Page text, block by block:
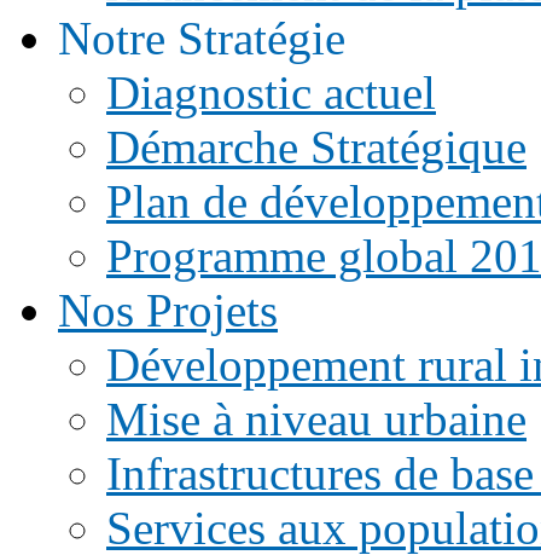
Notre Stratégie
Diagnostic actuel
Démarche Stratégique
Plan de
Programme global
Nos Projets
Développement rural
Mise à niveau urbaine
Infrastructures de
Services aux